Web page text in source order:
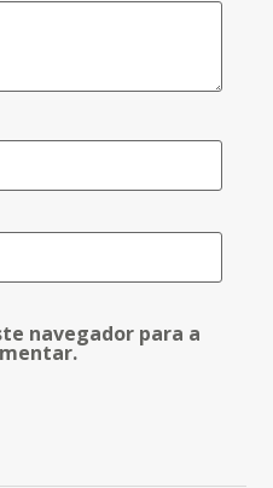
navegador para a